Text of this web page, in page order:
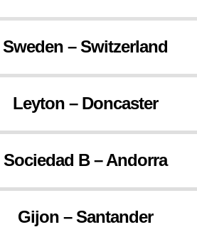
Sweden – Switzerland
Leyton – Doncaster
Sociedad B – Andorra
Gijon – Santander